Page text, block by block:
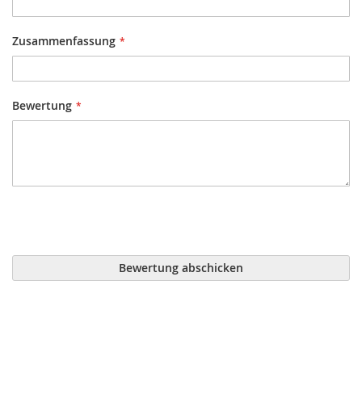
Zusammenfassung
Bewertung
Bewertung abschicken